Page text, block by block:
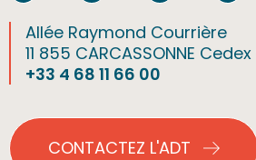
Allée Raymond Courrière
11 855 CARCASSONNE Cedex
+33 4 68 11 66 00
CONTACTEZ L'ADT